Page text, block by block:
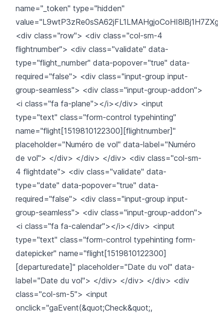
name="_token" type="hidden"
<div class="row"> <div class="col-sm-4
flightnumber"> <div class="validate" data-
type="flight_number" data-popover="true" data-
required="false"> <div class="input-group input-
group-seamless"> <div class="input-group-addon">
<i class="fa fa-plane"></i></div> <input
type="text" class="form-control typehinting"
name="flight[1519810122300][flightnumber]"
placeholder="Numéro de vol" data-label="Numéro
de vol"> </div> </div> </div> <div class="col-sm-
4 flightdate"> <div class="validate" data-
type="date" data-popover="true" data-
required="false"> <div class="input-group input-
group-seamless"> <div class="input-group-addon">
<i class="fa fa-calendar"></i></div> <input
type="text" class="form-control typehinting form-
datepicker" name="flight[1519810122300]
[departuredate]" placeholder="Date du vol" data-
label="Date du vol"> </div> </div> </div> <div
class="col-sm-5"> <input
onclick="gaEvent(&quot;Check&quot;,